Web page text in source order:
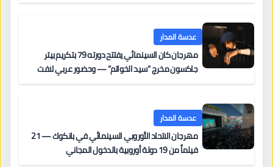
عدسة المدار
مهرجان كان السينمائي يفتتح دورته 79 بتكريم بيتر
جاكسون مخرج “سيد الخواتم” — وحضور عربي لافت
عدسة المدار
مهرجان الاتحاد الأوروبي السينمائي في بانكوك — 21
فيلماً من 19 دولة أوروبية بالدخول المجاني